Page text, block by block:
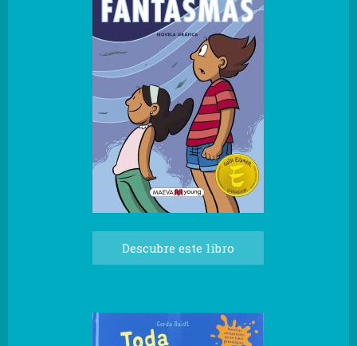
Descubre este libro